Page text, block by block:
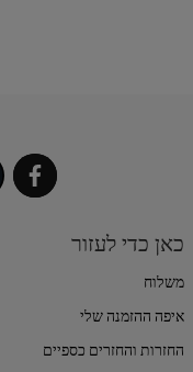
כאן כדי לעזור
משלוח
איפה ההזמנה שלי
החזרות והחזרים כספיים